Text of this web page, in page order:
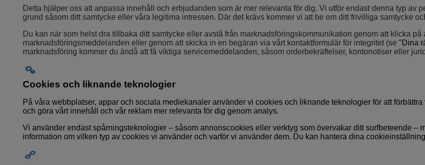
Detta hjälper oss att anpassa innehåll och erbjudanden som är mer relevanta för dig. Vi utför endast denna typ av
grund såsom ditt samtycke eller våra legitima intressen. Där det krävs kommer vi att be om ditt frivilliga samtycke
Du kan när som helst dra tillbaka ditt samtycke eller avstå från marknadsföringskommunikation genom att klicka
marknadsföringsmeddelanden eller genom att skicka in en begäran via vårt kontaktformulär för integritet (se "Dina
marknadsföring kommer du ändå att få viktiga servicemeddelanden, såsom orderbekräftelser, kontonotiser eller
Cookies och liknande teknologier
På våra webbplatser, appar och sociala mediekanaler använder vi cookies och liknande teknologier för att
och göra vårt innehåll och vår reklam mer relevanta för dig genom analys.
Vi använder endast spårningsteknologier – såsom annonscookies eller verktyg som övervakar ditt surfbeteende –
information om vilken typ av cookies vi använder och varför vi använder dem. Du kan hantera dina